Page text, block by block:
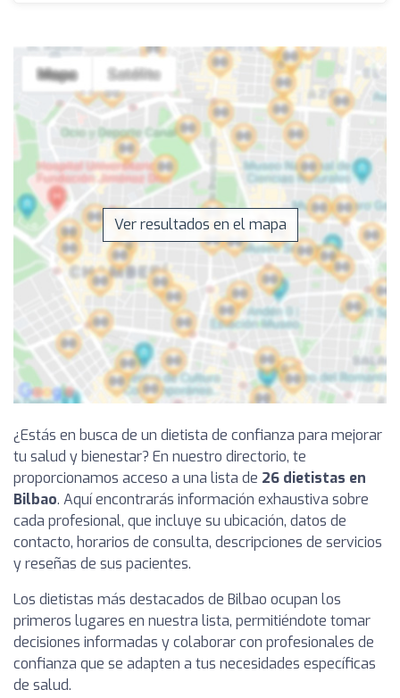
Ver resultados en el mapa
¿Estás en busca de un dietista de confianza para mejorar
tu salud y bienestar? En nuestro directorio, te
proporcionamos acceso a una lista de 26 dietistas en
Bilbao. Aquí encontrarás información exhaustiva sobre
cada profesional, que incluye su ubicación, datos de
contacto, horarios de consulta, descripciones de servicios
y reseñas de sus pacientes.
Los dietistas más destacados de Bilbao ocupan los
primeros lugares en nuestra lista, permitiéndote tomar
decisiones informadas y colaborar con profesionales de
confianza que se adapten a tus necesidades específicas
de salud.